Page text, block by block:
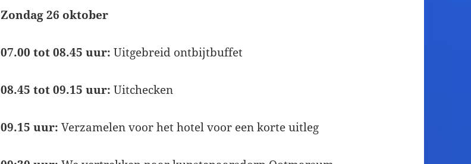
Zondag 26 oktober
07.00 tot 08.45 uur: Uitgebreid ontbijtbuffet
08.45 tot 09.15 uur: Uitchecken
09.15 uur: Verzamelen voor het hotel voor een korte uitleg